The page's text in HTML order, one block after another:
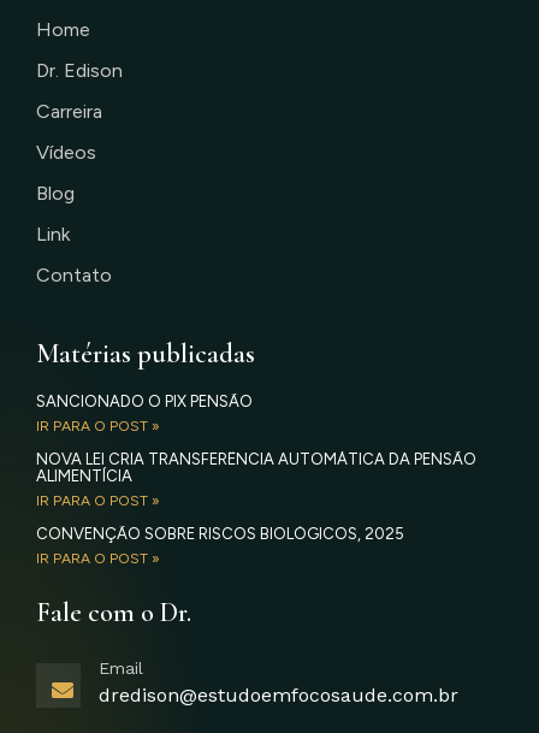
Home
Dr. Edison
Carreira
Vídeos
Blog
Link
Contato
Matérias publicadas
SANCIONADO O PIX PENSÃO
IR PARA O POST »
NOVA LEI CRIA TRANSFERÊNCIA AUTOMÁTICA DA PENSÃO
ALIMENTÍCIA
IR PARA O POST »
CONVENÇÃO SOBRE RISCOS BIOLÓGICOS, 2025
IR PARA O POST »
Fale com o Dr.
Email
dredison@estudoemfocosaude.com.br